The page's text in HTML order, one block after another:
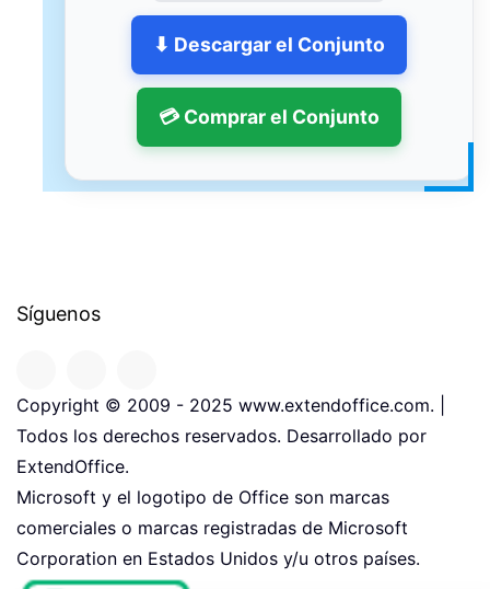
⬇ Descargar el Conjunto
💳 Comprar el Conjunto
Síguenos
Copyright © 2009 - 2025 www.extendoffice.com. |
Todos los derechos reservados. Desarrollado por
ExtendOffice.
Microsoft y el logotipo de Office son marcas
comerciales o marcas registradas de Microsoft
Corporation en Estados Unidos y/u otros países.